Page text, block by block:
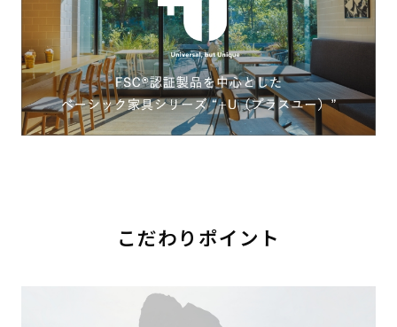
こだわりポイント